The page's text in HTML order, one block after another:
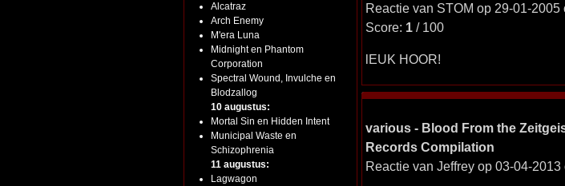
Alcatraz
Arch Enemy
M'era Luna
Midnight en Phantom
Corporation
Spectral Wound, Invulche en
Blodzallog
10 augustus:
Mortal Sin en Hidden Intent
Municipal Waste en
Schizophrenia
11 augustus:
Lagwagon
Reactie van STOM op 29-01-2005
Score: 1/ 100
lEUK HOOR!
various - Blood From the
Records Compilation
Reactie van Jeffrey op 03-04-2013